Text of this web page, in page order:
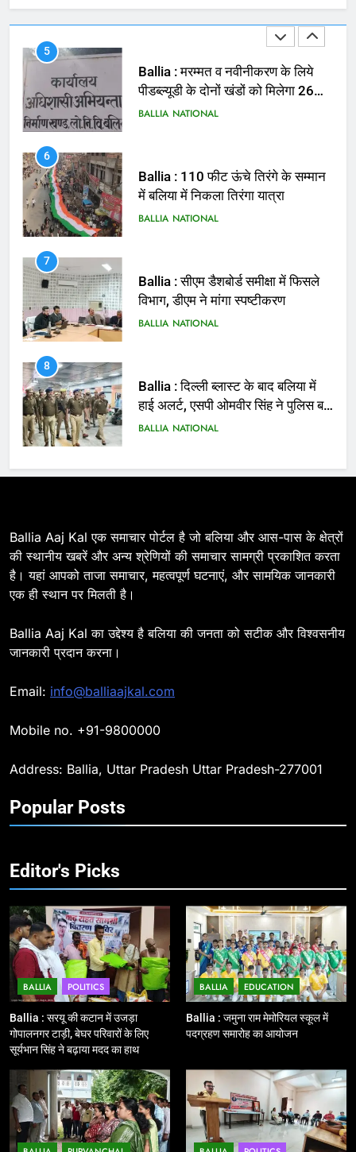
BALLIA NATIONAL
5
Ballia : मरम्मत व नवीनीकरण के लिये
पीडब्ल्यूडी के दोनों खंडों को मिलेगा 26
करोड़
BALLIA NATIONAL
6
Ballia : 110 फीट ऊंचे तिरंगे के सम्मान
में बलिया में निकला तिरंगा यात्रा
BALLIA NATIONAL
7
Ballia : सीएम डैशबोर्ड समीक्षा में फिसले
विभाग, डीएम ने मांगा स्पष्टीकरण
BALLIA NATIONAL
8
Ballia : दिल्ली ब्लास्ट के बाद बलिया में
हाई अलर्ट, एसपी ओमवीर सिंह ने पुलिस बल
के साथ रेलवे स्टेशन व शहर में किया पैदल
BALLIA NATIONAL
9
अधीक्षक ओमवीर सिंह ने दिलाई शपथ, दी
श्रद्धांजलि
BALLIA NATIONAL
10
शुभारंभ, सांसद नीरज शेखर ने दिखाई हरी
BALLIA NATIONAL
बिहार विस चुनाव : सभी 90 हजार 712
महाप्रबंधक ने किया निरीक्षण
13
Ballia : त्यौहारों पर शांति व्यवस्था को
लेकर पुलिस ने किया रूट मार्च
BALLIA NATIONAL
14
Ballia : एमएलसी रविशंकर सिंह पप्पू की
माता का निधन
BALLIA
15
Ballia : बच्चों के लिये पार्क नहीं, छुट्टियों
में हो जाते है मायूस
Ballia Aaj Kal एक समाचार पोर्टल है जो बलिया और आस-पास के क्षेत्रों
की स्थानीय खबरें और अन्य श्रेणियों की समाचार सामग्री प्रकाशित करता
है। यहां आपको ताजा समाचार, महत्वपूर्ण घटनाएं, और सामयिक जानकारी
एक ही स्थान पर मिलती है।
Ballia Aaj Kal का उद्देश्य है बलिया की जनता को सटीक और विश्वसनीय
जानकारी प्रदान करना।
Email: info@balliaajkal.com
Mobile no. +91-9800000
Address: Ballia, Uttar Pradesh Uttar Pradesh-277001
Popular Posts
Editor's Picks
BALLIA POLITICS
Ballia : सरयू की कटान में उजड़ा
गोपालनगर टाड़ी, बेघर परिवारों के लिए
सूर्यभान सिंह ने बढ़ाया मदद का हाथ
BALLIA EDUCATION
Ballia : जमुना राम मेमोरियल स्कूल में
पदग्रहण समारोह का आयोजन